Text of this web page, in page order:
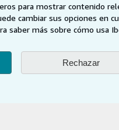
para mostrar contenido
cambiar sus opciones en
saber más sobre cómo usa
Rechazar